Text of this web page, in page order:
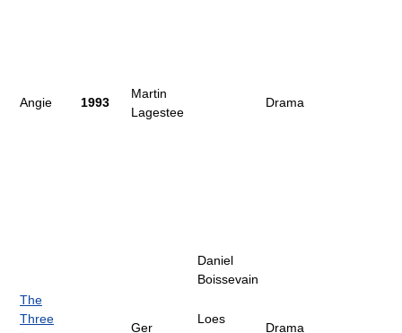
Angie 1993
Martin
Lagestee
Daniel
Boissevain
Drama
The
Three
Ger
Loes
Drama